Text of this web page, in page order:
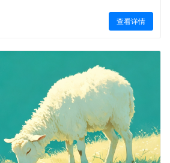
查看详情